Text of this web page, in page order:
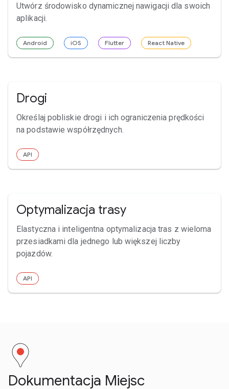
Utwórz środowisko dynamicznej nawigacji dla swoich
aplikacji.
Android iOS Flutter React Native
Drogi
Określaj pobliskie drogi i ich ograniczenia prędkości
na podstawie współrzędnych.
API
Optymalizacja trasy
Elastyczna i inteligentna optymalizacja tras z wieloma
przesiadkami dla jednego lub większej liczby
pojazdów.
API
Dokumentacja Miejsc